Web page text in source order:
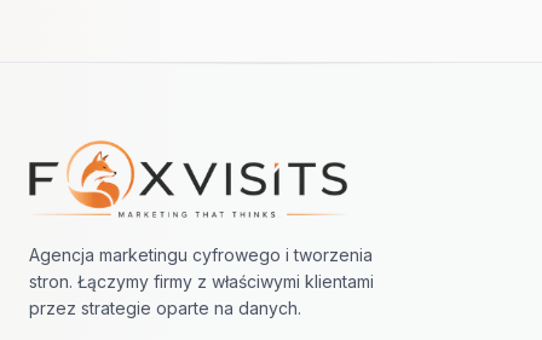
Nawigacja w stopce
Agencja marketingu cyfrowego i tworzenia
stron. Łączymy firmy z właściwymi klientami
przez strategie oparte na danych.